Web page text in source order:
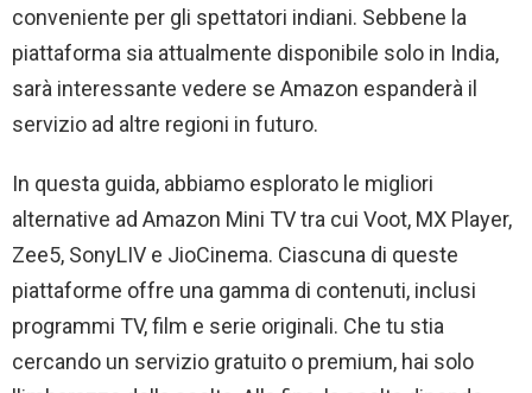
conveniente per gli spettatori indiani. Sebbene la
piattaforma sia attualmente disponibile solo in India,
sarà interessante vedere se Amazon espanderà il
servizio ad altre regioni in futuro.
In questa guida, abbiamo esplorato le migliori
alternative ad Amazon Mini TV tra cui Voot, MX Player,
Zee5, SonyLIV e JioCinema. Ciascuna di queste
piattaforme offre una gamma di contenuti, inclusi
programmi TV, film e serie originali. Che tu stia
cercando un servizio gratuito o premium, hai solo